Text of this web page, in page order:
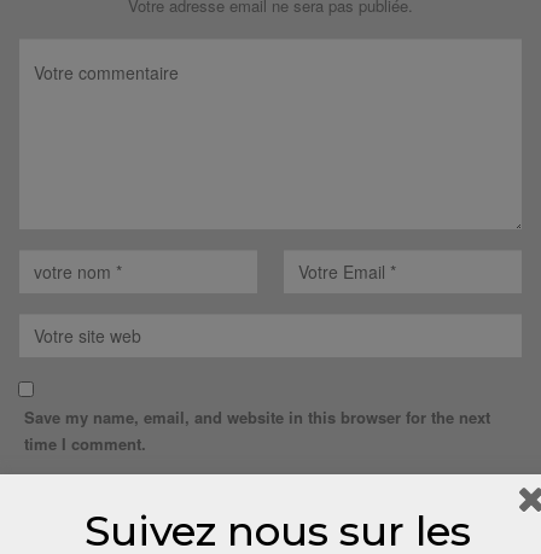
Votre adresse email ne sera pas publiée.
Save my name, email, and website in this browser for the next
time I comment.
Suivez nous sur les